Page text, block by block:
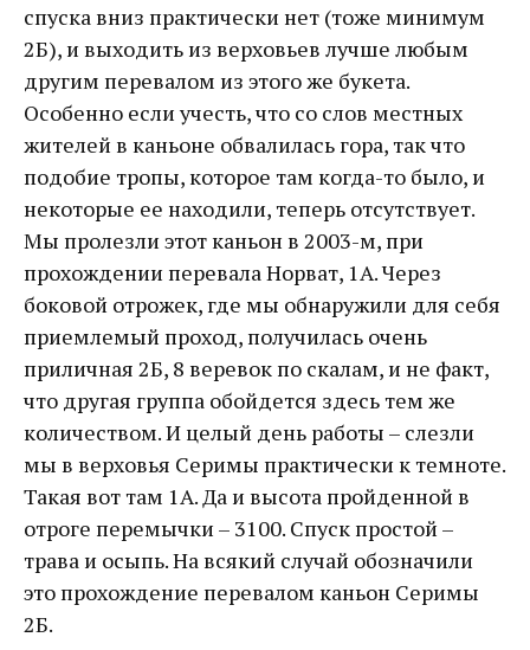
спуска вниз практически нет (тоже минимум
2Б), и выходить из верховьев лучше любым
другим перевалом из этого же букета.
Особенно если учесть, что со слов местных
жителей в каньоне обвалилась гора, так что
подобие тропы, которое там когда-то было, и
некоторые ее находили, теперь отсутствует.
Мы пролезли этот каньон в 2003-м, при
прохождении перевала Норват, 1А. Через
боковой отрожек, где мы обнаружили для себя
приемлемый проход, получилась очень
приличная 2Б, 8 веревок по скалам, и не факт,
что другая группа обойдется здесь тем же
количеством. И целый день работы – слезли
мы в верховья Серимы практически к темноте.
Такая вот там 1А. Да и высота пройденной в
отроге перемычки – 3100. Спуск простой –
трава и осыпь. На всякий случай обозначили
это прохождение перевалом каньон Серимы
2Б.